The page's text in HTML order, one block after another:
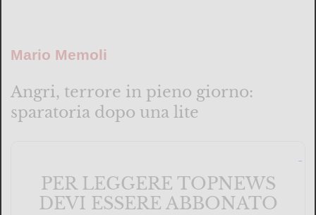
Mario Memoli
Angri, terrore in pieno giorno:
sparatoria dopo una lite
PER LEGGERE TOPNEWS
DEVI ESSERE ABBONATO